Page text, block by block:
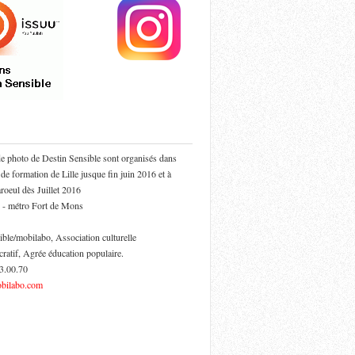
photo de Destin Sensible sont organisés dans
formation de Lille jusque fin juin 2016 et à
dès Juillet 2016
- métro Fort de Mons
mobilabo, Association culturelle
Agrée éducation populaire.